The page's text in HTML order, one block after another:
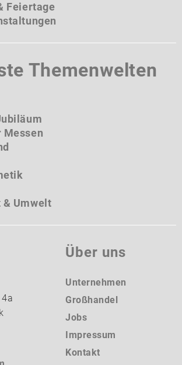
Feiertage
Themenwelten
Messen
Umwelt
Über uns
Unternehmen
Großhandel
Jobs
Impressum
Kontakt